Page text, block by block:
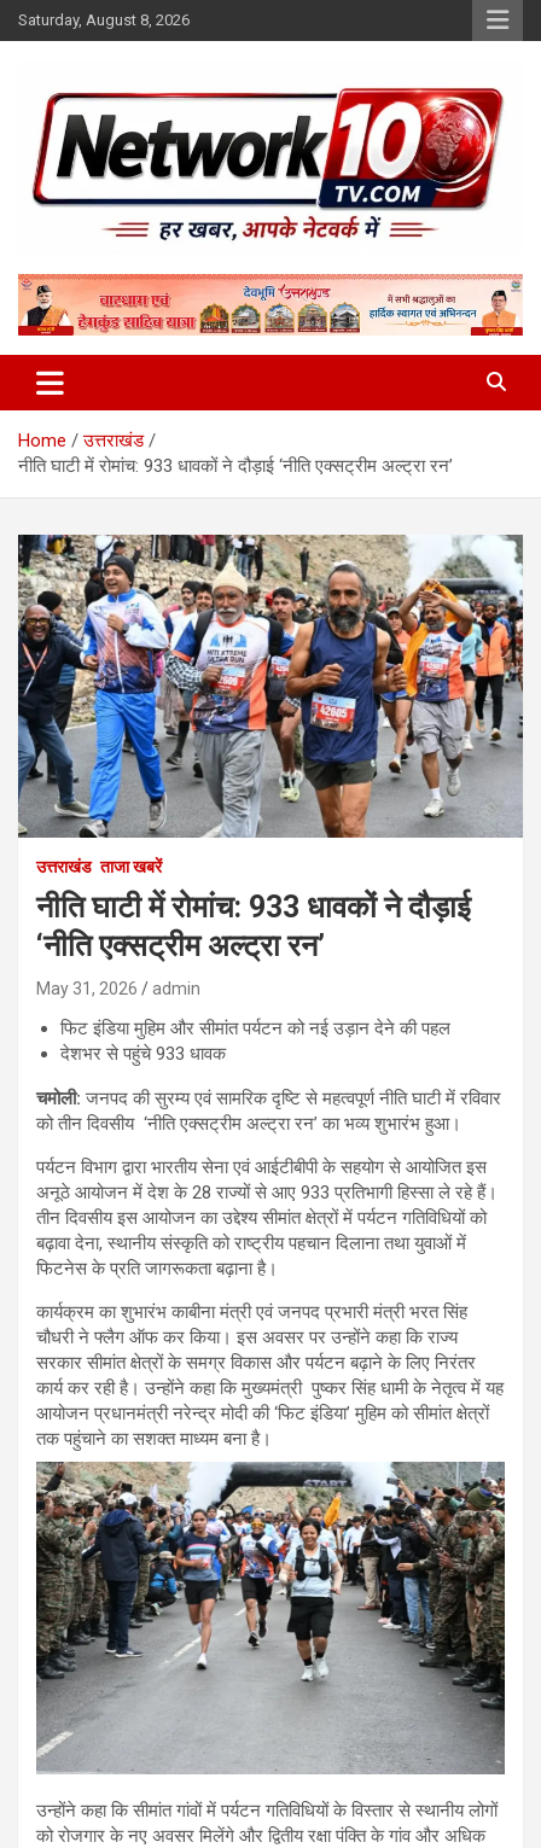
Skip
to
Saturday, August 8, 2026
Network10tv
Home
उत्तराखंड
नीति घाटी में रोमांच: 933 धावकों ने दौड़ाई ‘नीति एक्सट्रीम अल्ट्रा रन’
उत्तराखंड ताजा खबरें
नीति घाटी में रोमांच: 933 धावकों ने दौड़ाई
‘नीति एक्सट्रीम अल्ट्रा रन’
May 31, 2026 admin
फिट इंडिया मुहिम और सीमांत पर्यटन को नई उड़ान देने की पहल
देशभर से पहुंचे 933 धावक
चमोली: जनपद की सुरम्य एवं सामरिक दृष्टि से महत्वपूर्ण नीति घाटी में रविवार
को तीन दिवसीय ‘नीति एक्सट्रीम अल्ट्रा रन’ का भव्य शुभारंभ हुआ।
पर्यटन विभाग द्वारा भारतीय सेना एवं आईटीबीपी के सहयोग से आयोजित इस
अनूठे आयोजन में देश के 28 राज्यों से आए 933 प्रतिभागी हिस्सा ले रहे हैं।
तीन दिवसीय इस आयोजन का उद्देश्य सीमांत क्षेत्रों में पर्यटन गतिविधियों को
बढ़ावा देना, स्थानीय संस्कृति को राष्ट्रीय पहचान दिलाना तथा युवाओं में
फिटनेस के प्रति जागरूकता बढ़ाना है।
कार्यक्रम का शुभारंभ काबीना मंत्री एवं जनपद प्रभारी मंत्री भरत सिंह
चौधरी ने फ्लैग ऑफ कर किया। इस अवसर पर उन्होंने कहा कि राज्य
सरकार सीमांत क्षेत्रों के समग्र विकास और पर्यटन बढ़ाने के लिए निरंतर
कार्य कर रही है। उन्होंने कहा कि मुख्यमंत्री पुष्कर सिंह धामी के नेतृत्व में यह
आयोजन प्रधानमंत्री नरेन्द्र मोदी की ‘फिट इंडिया’ मुहिम को सीमांत क्षेत्रों
तक पहुंचाने का सशक्त माध्यम बना है।
उन्होंने कहा कि सीमांत गांवों में पर्यटन गतिविधियों के विस्तार से स्थानीय लोगों
को रोजगार के नए अवसर मिलेंगे और द्वितीय रक्षा पंक्ति के गांव और अधिक